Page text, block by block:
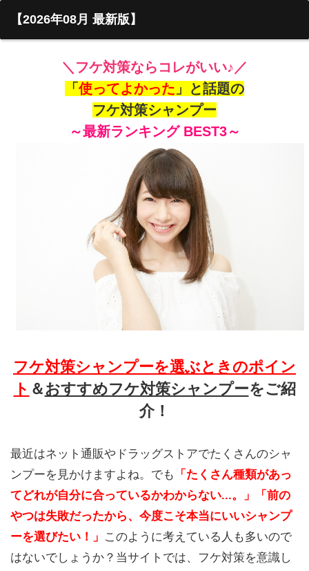
【2026年08月 最新版】
＼フケ対策ならコレがいい♪／
「 使ってよかった 」と話題の
フケ対策シャンプー
～最新ランキング BEST3～
フケ対策シャンプーを選ぶときのポイン
ト ＆おすすめフケ対策シャンプーをご紹
介！
最近はネット通販やドラッグストアでたくさんのシャ
ンプーを見かけますよね。でも
「たくさん種類があっ
てどれが自分に合っているかわからない...。」「前の
やつは失敗だったから、今度こそ本当にいいシャンプ
ーを選びたい！」 このように考えている人も多いので
はないでしょうか？当サイトでは、フケ対策を意識し